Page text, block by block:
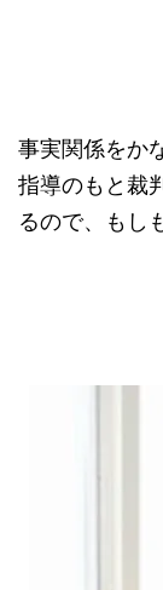
事実関係をか
指導のもと裁
るので、もし